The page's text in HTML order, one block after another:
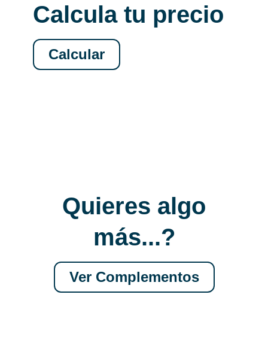
Calcula tu precio
Calcular
Quieres algo
más...?
Ver Complementos